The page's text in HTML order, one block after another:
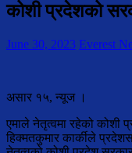
कोशी प्रदेशको
June 30, 2023 Everest
असार १५, न्यूज ।
एमाले नेतृत्वमा रहेको कोशी
हिक्मतकुमार कार्कीले